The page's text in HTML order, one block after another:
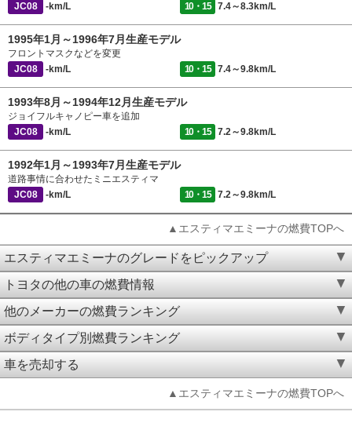
JC08
-km/L 10・15 7.4～8.3km/L
1995年1月～1996年7月生産モデル
フロントマスクなどを変更
JC08
-km/L 10・15 7.4～9.8km/L
1993年8月～1994年12月生産モデル
ジョイフルキャノピー車を追加
JC08
-km/L 10・15 7.2～9.8km/L
1992年1月～1993年7月生産モデル
道路事情に合わせたミニエスティマ
JC08
-km/L 10・15 7.2～9.8km/L
▲エスティマエミーナの燃費TOPへ
エスティマエミーナのグレードをピックアップ
トヨタの他の車の燃費情報
他のメーカーの燃費ランキング
ボディタイプ別燃費ランキング
車を売却する
▲エスティマエミーナの燃費TOPへ